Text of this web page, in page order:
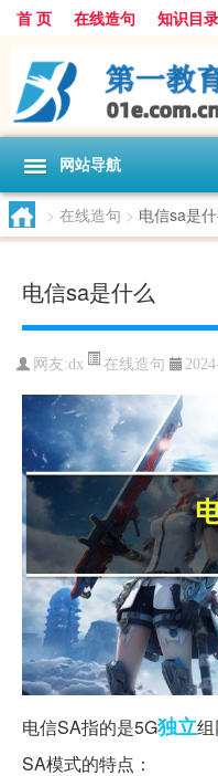
首 页 在线造句 知识目录
网站导航
> 在线造句 > 电信sa是
电信sa是什么
网友:dx 在线造句
电信SA指的是5G独立
SA模式的特点：